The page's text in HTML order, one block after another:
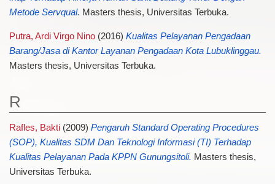
Metode Servqual. Masters thesis, Universitas Terbuka.
Putra, Ardi Virgo Nino(2016) Kualitas Pelayanan Pengadaan
Barang/Jasa di Kantor Layanan Pengadaan Kota Lubuklinggau.
Masters thesis, Universitas Terbuka.
R
Rafles, Bakti(2009) Pengaruh Standard Operating Procedures
(SOP), Kualitas SDM Dan Teknologi Informasi (TI) Terhadap
Kualitas Pelayanan Pada KPPN Gunungsitoli. Masters thesis,
Universitas Terbuka.